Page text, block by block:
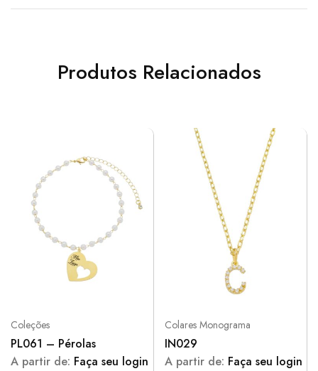
Produtos Relacionados
Coleções
PL061 – Pérolas
A partir de: Faça seu login
Colares Monograma
IN029
A partir de: Faça seu login